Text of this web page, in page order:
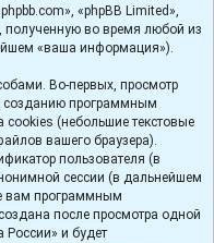
«phpBB Limited»,
во время любой из
«ваша информация»).
Во-первых, просмотр
созданию программным
cookies (небольшие текстовые
вашего браузера).
пользователя (в
сессии (в дальнейшем
вам программным
после просмотра одной
и будет